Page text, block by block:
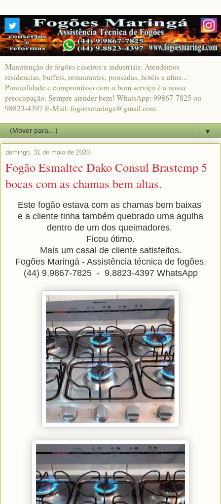
Manutenção de fogões caseiros e industriais. Atendemos
residencias, buffets, restaurantes, pousadas, hotéis e afins...
Pontualidade e compromisso com o bom serviço é a nossa
preocupação. Sempre atender bem! WhatsApp: 99867-7825 ou
98823-4397 E-Mail: fogoesmaringa@gmail.com
▼
domingo, 31 de maio de 2020
Fogão Esmaltec Dako Consul Brastemp 5
bocas com as chamas bem altas.
Este fogão estava com as chamas bem baixas
e a cliente tinha também quebrado uma agulha
dentro de um dos queimadores.
Ficou ótimo.
Mais um casal de cliente satisfeitos.
Fogões Maringá - Assistência técnica de fogões.
(44) 9,9867-7825 - 9.8823-4397 WhatsApp